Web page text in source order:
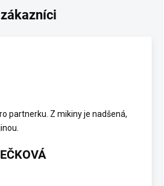
partnerku. Z mikiny je nadšená,